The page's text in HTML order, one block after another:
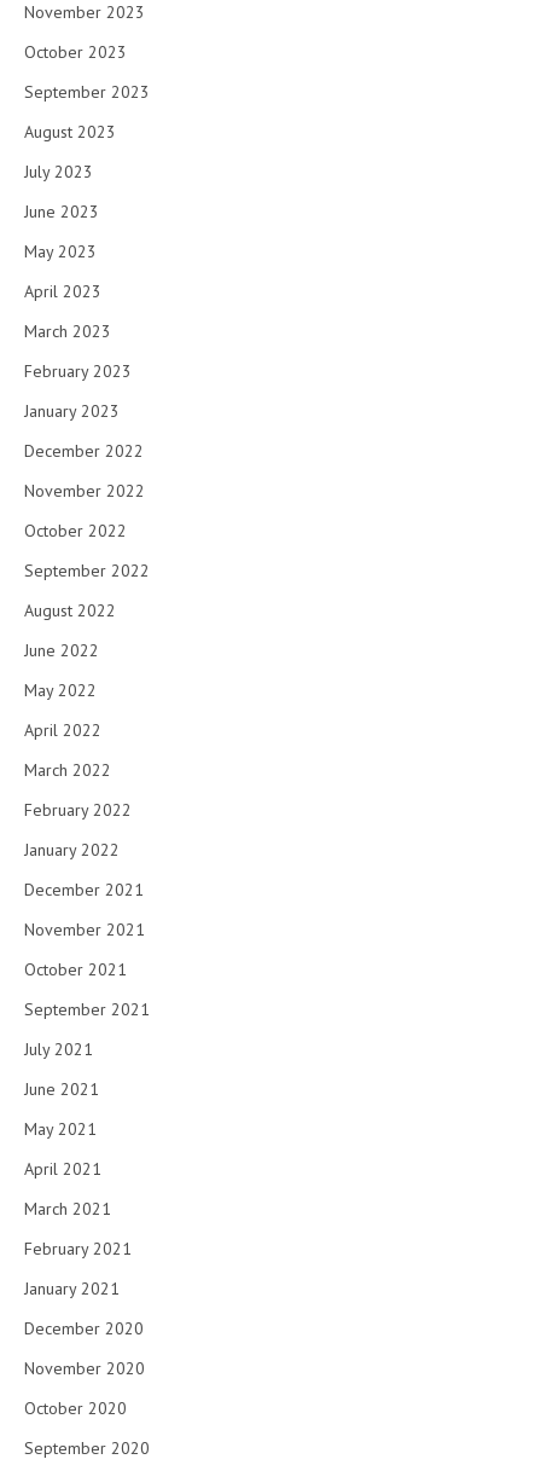
November 2023
October 2023
September 2023
August 2023
July 2023
June 2023
May 2023
April 2023
March 2023
February 2023
January 2023
December 2022
November 2022
October 2022
September 2022
August 2022
June 2022
May 2022
April 2022
March 2022
February 2022
January 2022
December 2021
November 2021
October 2021
September 2021
July 2021
June 2021
May 2021
April 2021
March 2021
February 2021
January 2021
December 2020
November 2020
October 2020
September 2020